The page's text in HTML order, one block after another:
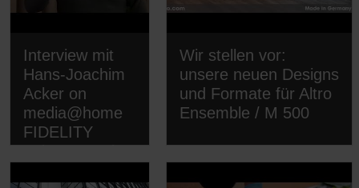
Interview mit
Hans-Joachim
Acker on
media@home
FIDELITY
Wir stellen vor:
unsere neuen Designs
und Formate für Altro
Ensemble / M 500